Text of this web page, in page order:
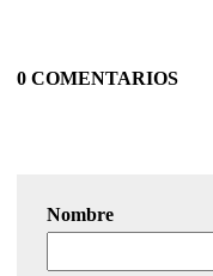
0 COMENTARIOS
Nombre